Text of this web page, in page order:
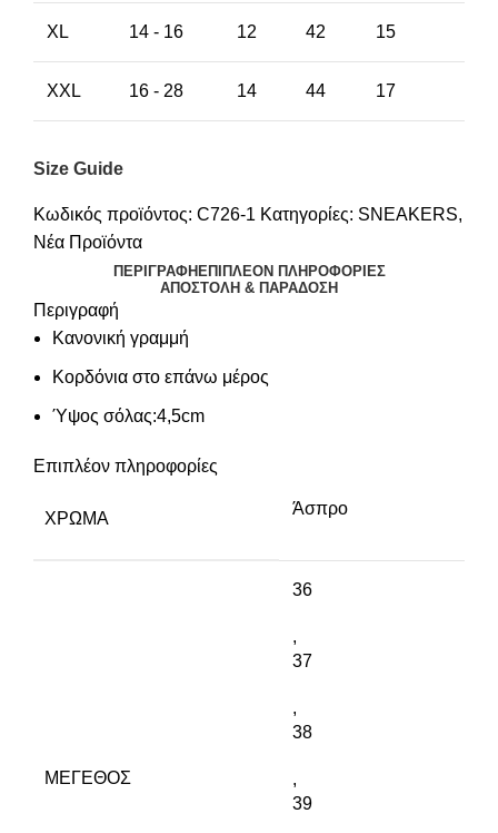
XL 14 - 16 12 42 15
XXL 16 - 28 14 44 17
Size Guide
Κωδικός προϊόντος: C726-1 Κατηγορίες: SNEAKERS,
Νέα Προϊόντα
ΠΕΡΙΓΡΑΦΉ ΕΠΙΠΛΈΟΝ ΠΛΗΡΟΦΟΡΊΕΣ
ΑΠΟΣΤΟΛΉ & ΠΑΡΆΔΟΣΗ
Περιγραφή
Κανονική γραμμή
Κορδόνια στο επάνω μέρος
Ύψος σόλας:4,5cm
Επιπλέον πληροφορίες
ΧΡΏΜΑ
Άσπρο
ΜΈΓΕΘΟΣ
36
,
37
,
38
,
39